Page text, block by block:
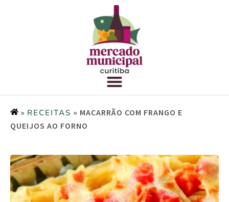
» RECEITAS » MACARRÃO COM FRANGO E
QUEIJOS AO FORNO